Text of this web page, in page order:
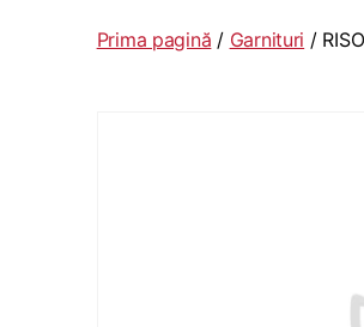
LascărPrima pagină / Garnituri /